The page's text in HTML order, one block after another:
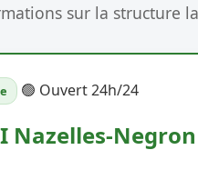
sur la structure
🟢 Ouvert 24h/24
Nazelles-Negron